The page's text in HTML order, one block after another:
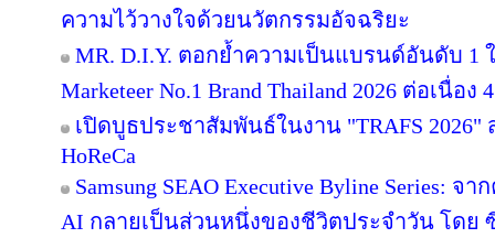
ความไว้วางใจด้วยนวัตกรรมอัจฉริยะ
MR. D.I.Y. ตอกย้ำความเป็นแบรนด์อันดับ 1
Marketeer No.1 Brand Thailand 2026 ต่อเนื่อง
เปิดบูธประชาสัมพันธ์ในงาน "TRAFS
HoReCa
Samsung SEAO Executive Byline Series:
AI กลายเป็นส่วนหนึ่งของชีวิตประจำวัน โดย